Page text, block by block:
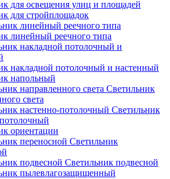
для освещения улиц и площадей
для стройплощадок
линейный реечного типа
накладной потолочный и настенный
напольный
Светильник
света
Светильник
ориентации
Светильник
Светильник подвесной